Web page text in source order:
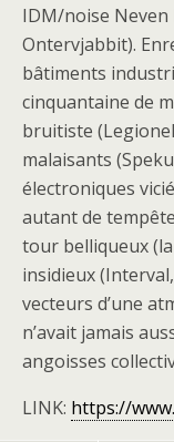
IDM/noise Neven
Ontervjabbit).
bâtiments
cinquantaine de
bruitiste
malaisants
électroniques
autant de
tour belliqueux
insidieux
vecteurs d’une
n’avait jamais
angoisses
LINK: https://